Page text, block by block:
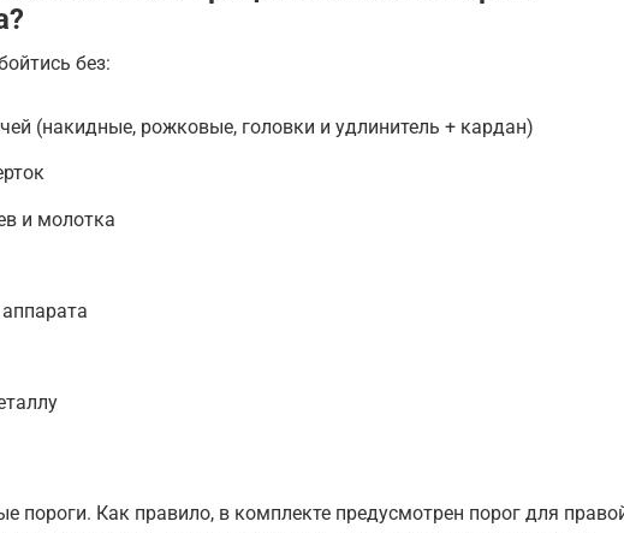
без:
(накидные, рожковые, головки и удлинитель + кардан)
и молотка
пороги. Как правило, в комплекте предусмотрен порог для